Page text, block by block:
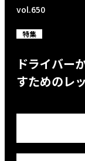
vol.650
特集
ドライバー
すためのレ